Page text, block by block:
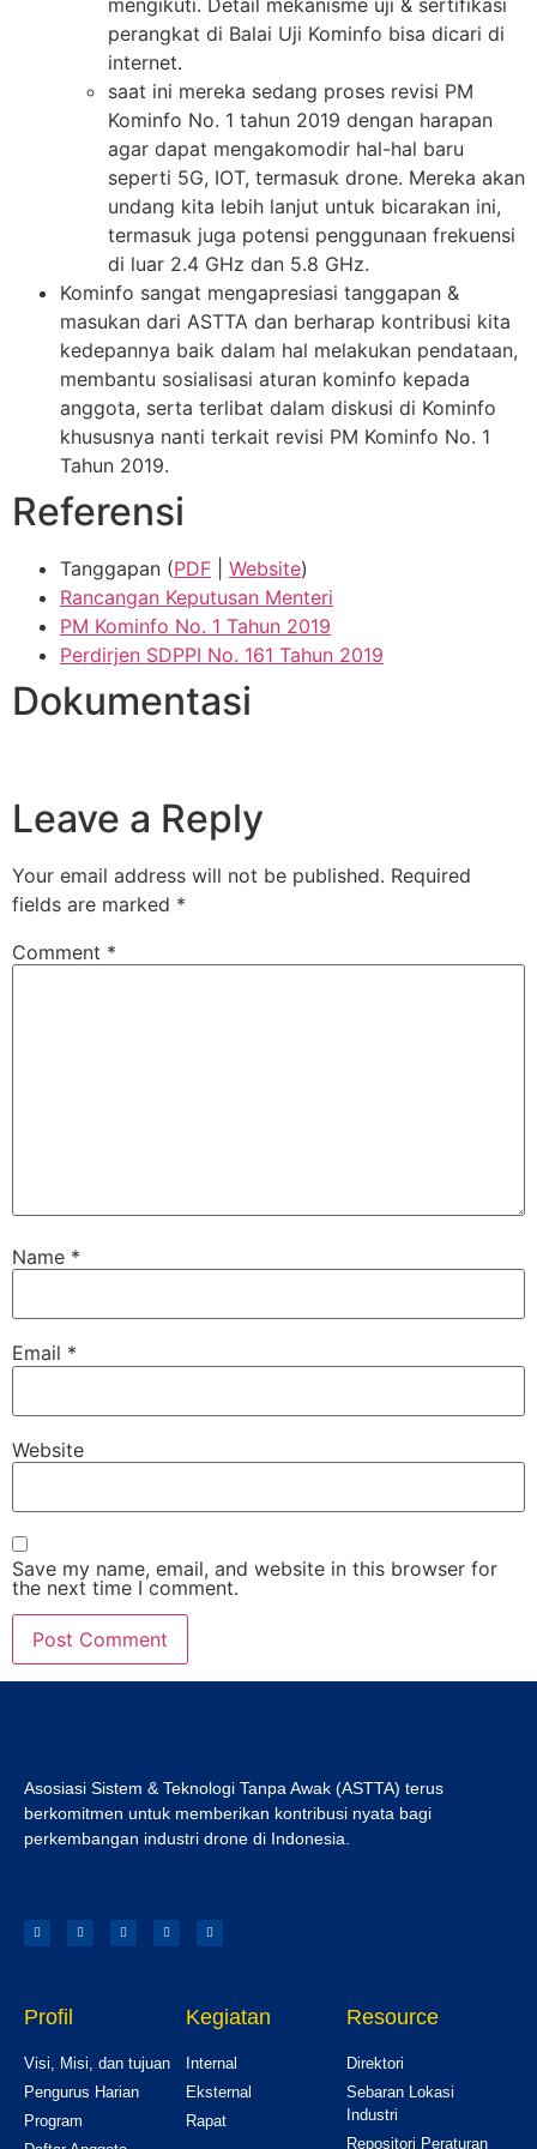
mengikuti. Detail mekanisme uji & sertifikasi
perangkat di Balai Uji Kominfo bisa dicari di
internet.
saat ini mereka sedang proses revisi PM
Kominfo No. 1 tahun 2019 dengan harapan
agar dapat mengakomodir hal-hal baru
seperti 5G, IOT, termasuk drone. Mereka akan
undang kita lebih lanjut untuk bicarakan ini,
termasuk juga potensi penggunaan frekuensi
di luar 2.4 GHz dan 5.8 GHz.
Kominfo sangat mengapresiasi tanggapan &
masukan dari ASTTA dan berharap kontribusi kita
kedepannya baik dalam hal melakukan pendataan,
membantu sosialisasi aturan kominfo kepada
anggota, serta terlibat dalam diskusi di Kominfo
khususnya nanti terkait revisi PM Kominfo No. 1
Tahun 2019.
Referensi
Tanggapan (PDF Website)
Rancangan Keputusan Menteri
PM Kominfo No. 1 Tahun 2019
Perdirjen SDPPI No. 161 Tahun 2019
Dokumentasi
Leave a Reply
Your email address will not be published. Required
fields are marked *
Comment *
Name *
Email *
Website
Save my name, email, and website in this browser for
the next time I comment.
Asosiasi Sistem & Teknologi Tanpa Awak (ASTTA) terus
berkomitmen untuk memberikan kontribusi nyata bagi
perkembangan industri drone di Indonesia.
Profil
Visi, Misi, dan tujuan
Pengurus Harian
Program
Kegiatan
Internal
Eksternal
Rapat
Resource
Direktori
Sebaran Lokasi
Industri
Repositori Peraturan